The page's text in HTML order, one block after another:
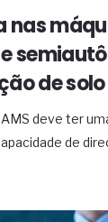
nas
de solo
deve ter
de